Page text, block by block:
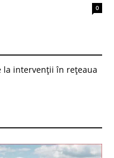
0
intervenții în rețeaua